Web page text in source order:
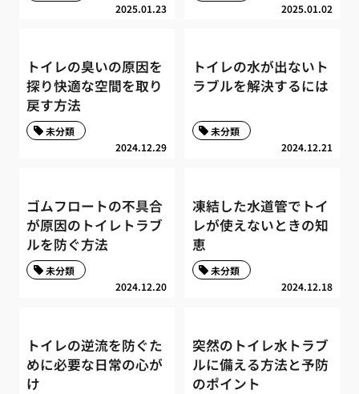
2025.01.23 2025.01.02
トイレの臭いの原因を
探り快適な空間を取り
戻す方法
2024.12.29
未分類
トイレの水が出ないト
ラブルを解決するには
2024.12.21
未分類
ゴムフロートの不具合
が原因のトイレトラブ
ルを防ぐ方法
2024.12.20
未分類
凍結した水道管でトイ
レが使えないときの知
恵
2024.12.18
未分類
トイレの逆流を防ぐた
めに必要な日常の心が
け
突然のトイレ水トラブ
ルに備える方法と予防
のポイント